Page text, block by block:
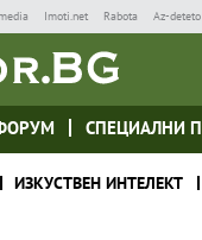
Imoti.net Rabota Az-deteto
СПЕЦИАЛНИ
ИЗКУСТВЕН ИНТЕЛЕКТ